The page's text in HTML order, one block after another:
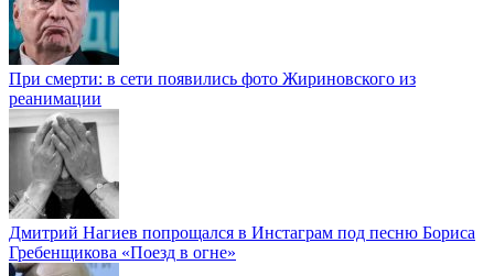
При смерти: в сети появились фото Жириновского из
реанимации
Дмитрий Нагиев попрощался в Инстаграм под песню Бориса
Гребенщикова «Поезд в огне»